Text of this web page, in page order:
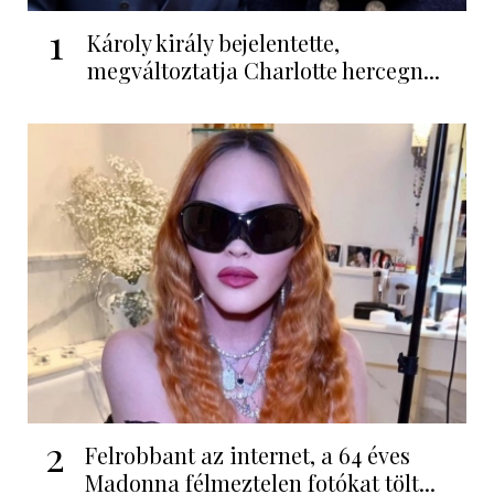
1
Károly király bejelentette,
megváltoztatja Charlotte hercegn...
2
Felrobbant az internet, a 64 éves
Madonna félmeztelen fotókat tölt...